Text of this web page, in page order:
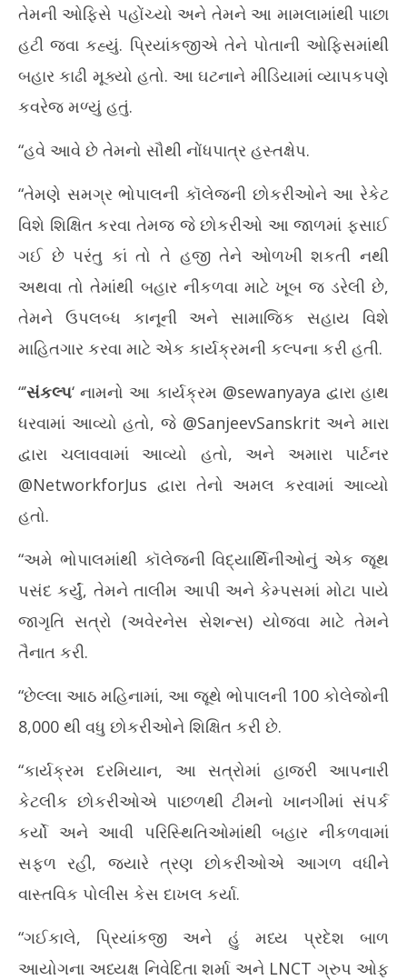
તેમની ઓફિસે પહોંચ્યો અને તેમને આ મામલામાંથી પાછા
હટી જવા કહ્યું. પ્રિયાંકજીએ તેને પોતાની ઓફિસમાંથી
બહાર કાઢી મૂક્યો હતો. આ ઘટનાને મીડિયામાં વ્યાપકપણે
કવરેજ મળ્યું હતું.
“હવે આવે છે તેમનો સૌથી નોંધપાત્ર હસ્તક્ષેપ.
“તેમણે સમગ્ર ભોપાલની કૉલેજની છોકરીઓને આ રેકેટ
વિશે શિક્ષિત કરવા તેમજ જે છોકરીઓ આ જાળમાં ફસાઈ
ગઈ છે પરંતુ કાં તો તે હજી તેને ઓળખી શકતી નથી
અથવા તો તેમાંથી બહાર નીકળવા માટે ખૂબ જ ડરેલી છે,
તેમને ઉપલબ્ધ કાનૂની અને સામાજિક સહાય વિશે
માહિતગાર કરવા માટે એક કાર્યક્રમની કલ્પના કરી હતી.
“’સંકલ્પ‘ નામનો આ કાર્યક્રમ @sewanyaya દ્વારા હાથ
ધરવામાં આવ્યો હતો, જે @SanjeevSanskrit અને મારા
દ્વારા ચલાવવામાં આવ્યો હતો, અને અમારા પાર્ટનર
@NetworkforJus દ્વારા તેનો અમલ કરવામાં આવ્યો
હતો.
“અમે ભોપાલમાંથી કૉલેજની વિદ્યાર્થિનીઓનું એક જૂથ
પસંદ કર્યું, તેમને તાલીમ આપી અને કેમ્પસમાં મોટા પાયે
જાગૃતિ સત્રો (અવેરનેસ સેશન્સ) યોજવા માટે તેમને
તૈનાત કરી.
“છેલ્લા આઠ મહિનામાં, આ જૂથે ભોપાલની 100 કોલેજોની
8,000 થી વધુ છોકરીઓને શિક્ષિત કરી છે.
“કાર્યક્રમ દરમિયાન, આ સત્રોમાં હાજરી આપનારી
કેટલીક છોકરીઓએ પાછળથી ટીમનો ખાનગીમાં સંપર્ક
કર્યો અને આવી પરિસ્થિતિઓમાંથી બહાર નીકળવામાં
સફળ રહી, જ્યારે ત્રણ છોકરીઓએ આગળ વધીને
વાસ્તવિક પોલીસ કેસ દાખલ કર્યા.
“ગઈકાલે, પ્રિયાંકજી અને હું મધ્ય પ્રદેશ બાળ
આયોગના અધ્યક્ષ નિવેદિતા શર્મા અને LNCT ગ્રુપ ઓફ